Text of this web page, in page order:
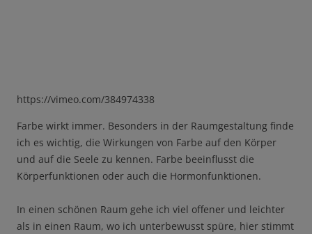
https://vimeo.com/384974338
Farbe wirkt immer. Besonders in der Raumgestaltung finde
ich es wichtig, die Wirkungen von Farbe auf den Körper
und auf die Seele zu kennen. Farbe beeinflusst die
Körperfunktionen oder auch die Hormonfunktionen.
In einen schönen Raum gehe ich viel offener und leichter
als in einen Raum, wo ich unterbewusst spüre, hier stimmt